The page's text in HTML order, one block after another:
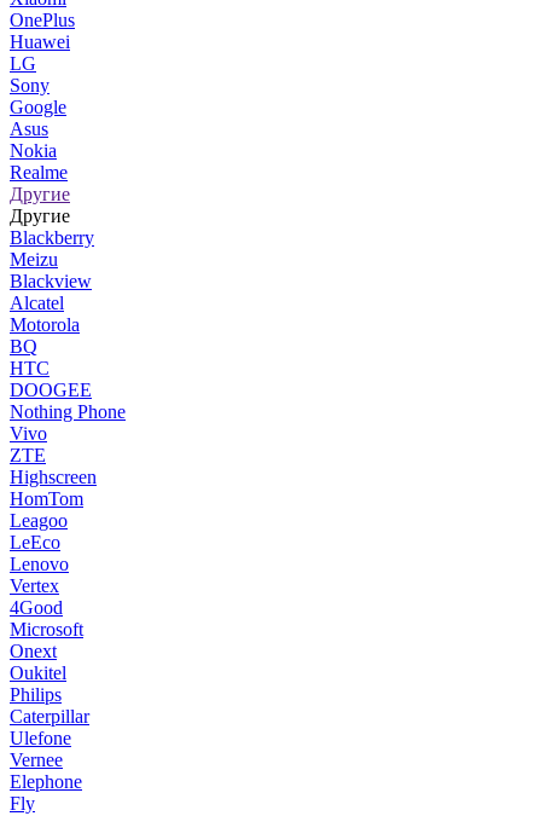
OnePlus
Huawei
LG
Sony
Google
Asus
Nokia
Realme
Другие
Другие
Blackberry
Meizu
Blackview
Alcatel
Motorola
BQ
HTC
DOOGEE
Nothing Phone
Vivo
ZTE
Highscreen
HomTom
Leagoo
LeEco
Lenovo
Vertex
4Good
Microsoft
Onext
Oukitel
Philips
Caterpillar
Ulefone
Vernee
Elephone
Fly